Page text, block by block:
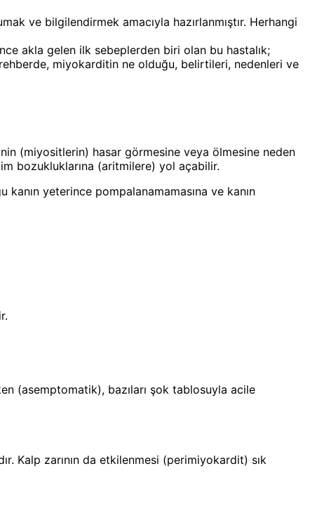
ve bilgilendirmek amacıyla hazırlanmıştır. Herhangi
akla gelen ilk sebeplerden biri olan bu hastalık;
miyokarditin ne olduğu, belirtileri, nedenleri ve
(miyositlerin) hasar görmesine veya ölmesine neden
bozukluklarına (aritmilere) yol açabilir.
yeterince pompalanamamasına ve kanın
(asemptomatik), bazıları şok tablosuyla acile
Kalp zarının da etkilenmesi (perimiyokardit) sık